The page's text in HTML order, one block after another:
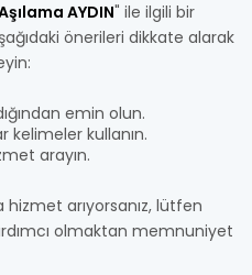
AYDIN" ile ilgili bir
önerileri dikkate alarak
emin olun.
kelimeler kullanın.
arayın.
arıyorsanız, lütfen
olmaktan memnuniyet